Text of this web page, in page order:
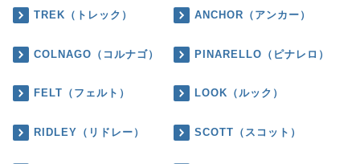
TREK（トレック） ANCHOR（アンカー）
COLNAGO（コルナゴ） PINARELLO（ピナレロ）
FELT（フェルト） LOOK（ルック）
RIDLEY（リドレー） SCOTT（スコット）